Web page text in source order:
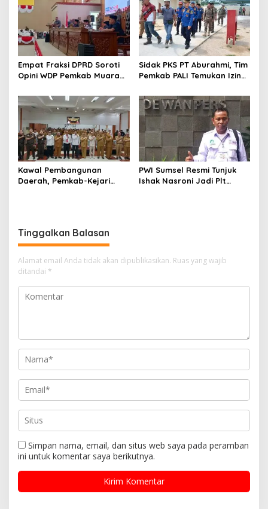
Empat Fraksi DPRD Soroti
Opini WDP Pemkab Muara
Kelola Keuangan
Sidak PKS PT Aburahmi, Tim
Pemkab PALI Temukan Izin
Kawal Pembangunan
Daerah, Pemkab-Kejari
PWI Sumsel Resmi Tunjuk
Ishak Nasroni Jadi Plt
Tinggalkan Balasan
Alamat email Anda tidak akan dipublikasikan. Ruas yang wajib
ditandai *
Simpan nama, email, dan situs web saya pada peramban
ini untuk komentar saya berikutnya.